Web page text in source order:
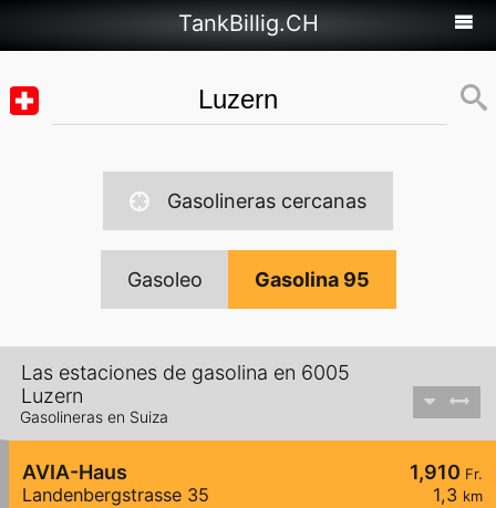
TankBillig.CH
Gasolineras cercanas
Gasoleo Gasolina 95
Las estaciones de gasolina en 6005
Luzern
Gasolineras en Suiza
1,910 Fr.
1,3 km
AVIA-Haus
Landenbergstrasse 35